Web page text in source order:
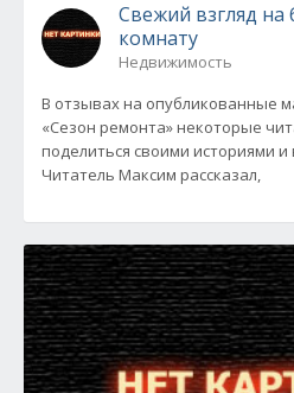
Свежий взгляд
комнату
Недвижимость
В отзывах на опубликованные
«Сезон ремонта» некоторые
поделиться своими историями
Читатель Максим рассказал,